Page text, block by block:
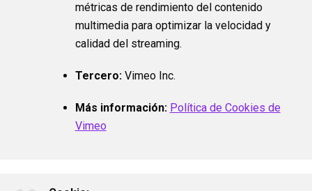
métricas de rendimiento del contenido
multimedia para optimizar la velocidad y
calidad del streaming.
Tercero:Vimeo Inc.
Más información: Política de Cookies de
Vimeo